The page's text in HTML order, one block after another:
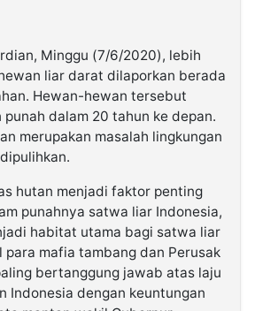
Minggu (7/6/2020), lebih
liar darat dilaporkan berada
Hewan-hewan tersebut
dalam 20 tahun ke depan.
merupakan masalah lingkungan
hutan menjadi faktor penting
punahnya satwa liar Indonesia,
habitat utama bagi satwa liar
mafia tambang dan Perusak
bertanggung jawab atas laju
Indonesia dengan keuntungan